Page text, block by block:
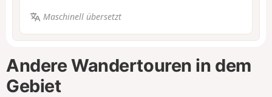
Maschinell übersetzt
Andere Wandertouren in dem
Gebiet